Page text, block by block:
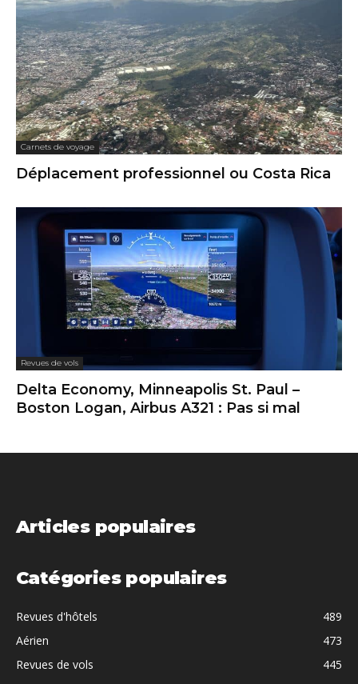
Carnets de voyage
Déplacement professionnel ou Costa Rica
Revues de vols
Delta Economy, Minneapolis St. Paul –
Boston Logan, Airbus A321 : Pas si mal
Articles populaires
Catégories populaires
Revues d'hôtels
489
Aérien
473
Revues de vols
445